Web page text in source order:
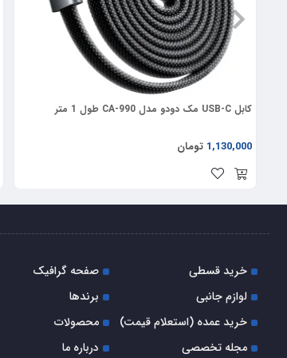
کابل USB-C مک دودو مدل CA-990 طول 1 متر
1,130,000 تومان
خرید قسطی
صفحه گرافیک
لوازم جانبی
برندها
خرید عمده (استعلام قیمت)
محصولات
مجله تخصصی
درباره ما